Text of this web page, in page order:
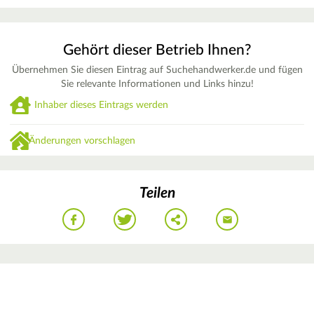
Gehört dieser Betrieb Ihnen?
Übernehmen Sie diesen Eintrag auf Suchehandwerker.de und fügen
Sie relevante Informationen und Links hinzu!
Inhaber dieses Eintrags werden
Änderungen vorschlagen
Teilen